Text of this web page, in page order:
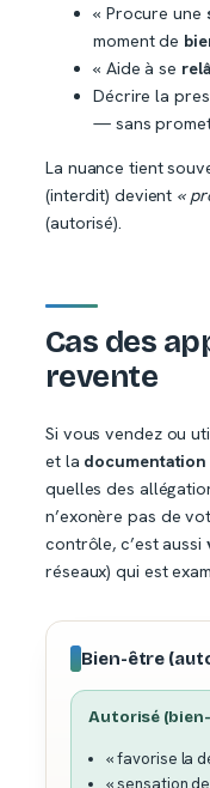
« Procure une
moment de
« Aide à se
Décrire la
— sans
La nuance tient
(interdit) devient «
(autorisé).
Cas des
revente
Si vous vendez ou
et la
quelles des
n’exonère pas de
contrôle, c’est aussi
réseaux) qui est
Bien-être
Autorisé
« favorise la
« sensation